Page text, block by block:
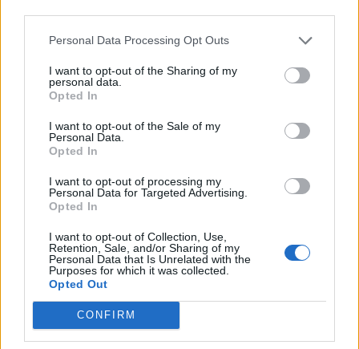
Personal Data Processing Opt Outs
I want to opt-out of the Sharing of my
personal data.
Opted In
I want to opt-out of the Sale of my
Personal Data.
Opted In
I want to opt-out of processing my
Personal Data for Targeted Advertising.
Opted In
I want to opt-out of Collection, Use,
Retention, Sale, and/or Sharing of my
Personal Data that Is Unrelated with the
Purposes for which it was collected.
Opted Out
CONFIRM
ΝΑΥΤΙΛΙΑ
Η Ένωση Ελλήνων Εφοπλιστών στηρίζει
έμπρακτα την αριστεία και τη νέα γενιά με
365 υποτροφίες
Με ιδιαίτερη επιτυχία πραγματοποιήθηκε η εκδήλωση απονομής
των 365 Υποτροφιών της Ένωσης Ελλήνων Εφοπλιστών για το